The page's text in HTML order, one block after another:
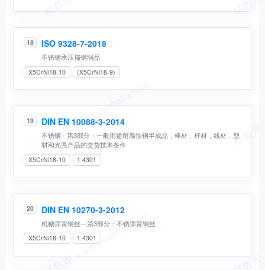
18 ISO 9328-7-2018
不锈钢承压扁钢制品
X5CrNi18-10 (X5CrNi18-9)
19 DIN EN 10088-3-2014
不锈钢 - 第3部分：一般用途耐腐蚀钢半成品，棒材，杆材，线材，型
材和光亮产品的交货技术条件
X5CrNi18-10 1.4301
20 DIN EN 10270-3-2012
机械弹簧钢丝—第3部分：不锈弹簧钢丝
X5CrNi18-10 1.4301